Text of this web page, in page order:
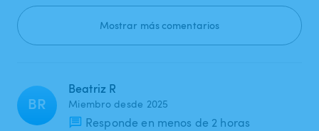
Mostrar más comentarios
BR
Beatriz R
Miembro desde 2025
Responde en menos de 2 horas